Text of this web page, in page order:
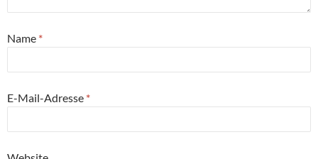
Name *
E-Mail-Adresse *